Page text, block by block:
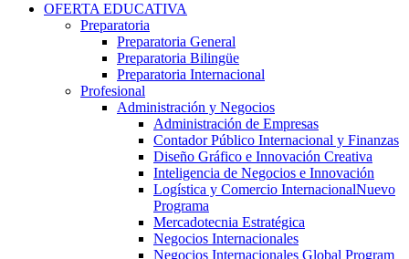
OFERTA EDUCATIVA
Preparatoria
Preparatoria General
Preparatoria Bilingüe
Preparatoria Internacional
Profesional
Administración y Negocios
Administración de Empresas
Contador Público Internacional y Finanzas
Diseño Gráfico e Innovación Creativa
Inteligencia de Negocios e Innovación
Logística y Comercio InternacionalNuevo
Programa
Mercadotecnia Estratégica
Negocios Internacionales
Negocios Internacionales Global Program